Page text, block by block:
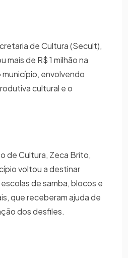
de Cultura (Secult),
de R$ 1 milhão na
envolvendo
cultural e o
de Cultura, Zeca Brito,
voltou a destinar
de samba, blocos e
que receberam ajuda de
dos desfiles.